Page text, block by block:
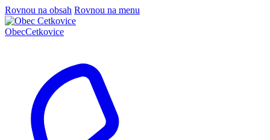
Rovnou na obsah Rovnou na menu
ObecCetkovice